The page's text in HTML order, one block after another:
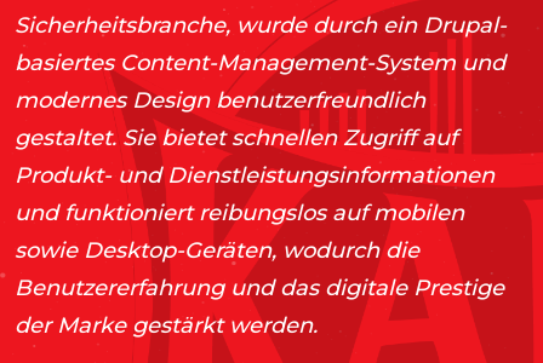
Sicherheitsbranche, wurde durch ein Drupal-
basiertes Content-Management-System und
modernes Design benutzerfreundlich
gestaltet. Sie bietet schnellen Zugriff auf
Produkt- und Dienstleistungsinformationen
und funktioniert reibungslos auf mobilen
sowie Desktop-Geräten, wodurch die
Benutzererfahrung und das digitale Prestige
der Marke gestärkt werden.
2018Strategie & Design
Drupal-